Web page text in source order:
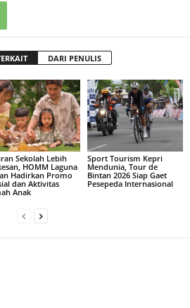
DARI PENULIS
Sekolah Lebih
HOMM Laguna
Hadirkan Promo
dan Aktivitas
Anak
Sport Tourism Kepri
Mendunia, Tour de
Bintan 2026 Siap Gaet
Pesepeda Internasional